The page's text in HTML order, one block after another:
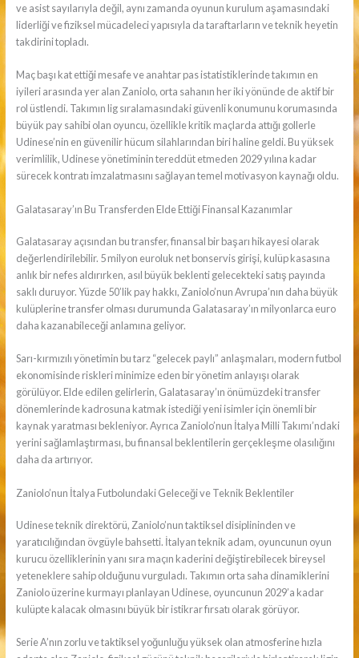
ve asist sayılarıyla değil, aynı zamanda oyunun kurulum aşamasındaki
liderliği ve fiziksel mücadeleci yapısıyla da taraftarların ve teknik heyetin
takdirini topladı.
Maç başı kat ettiği mesafe ve anahtar pas istatistiklerinde takımın en
iyileri arasında yer alan Zaniolo, orta sahanın her iki yönünde de aktif bir
rol üstlendi. Takımın lig sıralamasındaki güvenli konumunu korumasında
büyük pay sahibi olan oyuncu, özellikle kritik maçlarda attığı gollerle
Udinese’nin en güvenilir hücum silahlarından biri haline geldi. Bu yüksek
verimlilik, Udinese yönetiminin tereddüt etmeden 2029 yılına kadar
sürecek kontratı imzalatmasını sağlayan temel motivasyon kaynağı oldu.
Galatasaray’ın Bu Transferden Elde Ettiği Finansal Kazanımlar
Galatasaray açısından bu transfer, finansal bir başarı hikayesi olarak
değerlendirilebilir. 5 milyon euroluk net bonservis girişi, kulüp kasasına
anlık bir nefes aldırırken, asıl büyük beklenti gelecekteki satış payında
saklı duruyor. Yüzde 50’lik pay hakkı, Zaniolo’nun Avrupa’nın daha büyük
kulüplerine transfer olması durumunda Galatasaray’ın milyonlarca euro
daha kazanabileceği anlamına geliyor.
Sarı-kırmızılı yönetimin bu tarz “gelecek paylı” anlaşmaları, modern futbol
ekonomisinde riskleri minimize eden bir yönetim anlayışı olarak
görülüyor. Elde edilen gelirlerin, Galatasaray’ın önümüzdeki transfer
dönemlerinde kadrosuna katmak istediği yeni isimler için önemli bir
kaynak yaratması bekleniyor. Ayrıca Zaniolo’nun İtalya Milli Takımı’ndaki
yerini sağlamlaştırması, bu finansal beklentilerin gerçekleşme olasılığını
daha da artırıyor.
Zaniolo’nun İtalya Futbolundaki Geleceği ve Teknik Beklentiler
Udinese teknik direktörü, Zaniolo’nun taktiksel disiplininden ve
yaratıcılığından övgüyle bahsetti. İtalyan teknik adam, oyuncunun oyun
kurucu özelliklerinin yanı sıra maçın kaderini değiştirebilecek bireysel
yeteneklere sahip olduğunu vurguladı. Takımın orta saha dinamiklerini
Zaniolo üzerine kurmayı planlayan Udinese, oyuncunun 2029’a kadar
kulüpte kalacak olmasını büyük bir istikrar fırsatı olarak görüyor.
Serie A’nın zorlu ve taktiksel yoğunluğu yüksek olan atmosferine hızla